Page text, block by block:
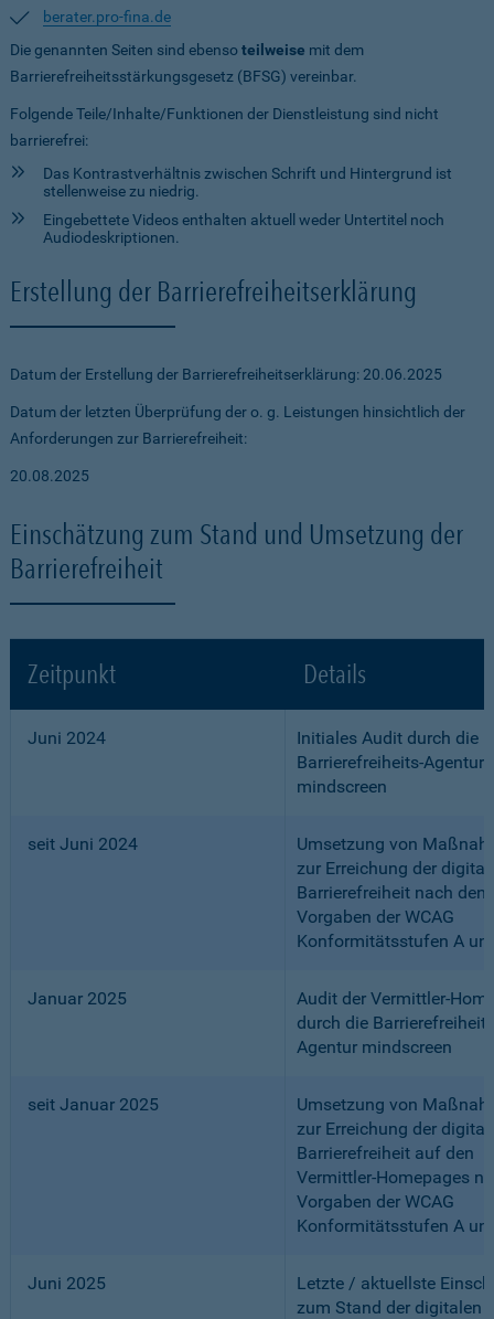
berater.pro-fina.de
Die genannten Seiten sind ebensoteilweise mit dem
Barrierefreiheitsstärkungsgesetz (BFSG) vereinbar.
Folgende Teile/Inhalte/Funktionen der Dienstleistung sind nicht
barrierefrei:
Das Kontrastverhältnis zwischen Schrift und Hintergrund ist
stellenweise zu niedrig.
Eingebettete Videos enthalten aktuell weder Untertitel noch
Audiodeskriptionen.
Erstellung der Barrierefreiheitserklärung
Datum der Erstellung der Barrierefreiheitserklärung: 20.06.2025
Datum der letzten Überprüfung der o. g. Leistungen hinsichtlich der
Anforderungen zur Barrierefreiheit:
20.08.2025
Einschätzung zum Stand und Umsetzung der
Barrierefreiheit
Zeitpunkt Details
Juni 2024
Initiales Audit durch die
Barrierefreiheits-Agentur
mindscreen
seit Juni 2024
Umsetzung von
zur Erreichung der
Barrierefreiheit nach den
Vorgaben der WCAG
Konformitätsstufen A
Januar 2025
Audit der Vermittler-
durch die
Agentur mindscreen
seit Januar 2025
Umsetzung von
zur Erreichung der
Barrierefreiheit auf den
Vermittler-Homepages
Vorgaben der WCAG
Konformitätsstufen A
Juni 2025
Letzte / aktuellste
zum Stand der digitalen